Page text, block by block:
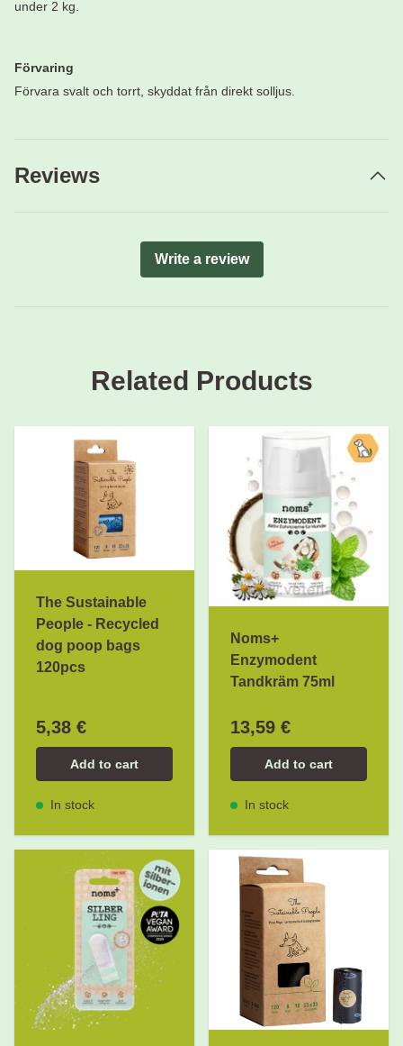
under 2 kg.
Förvaring
Förvara svalt och torrt, skyddat från direkt solljus.
Reviews
Write a review
Related Products
The Sustainable
People - Recycled
dog poop bags
120pcs
5,38 €
Add to cart
In stock
Noms+
Enzymodent
Tandkräm 75ml
13,59 €
Add to cart
In stock